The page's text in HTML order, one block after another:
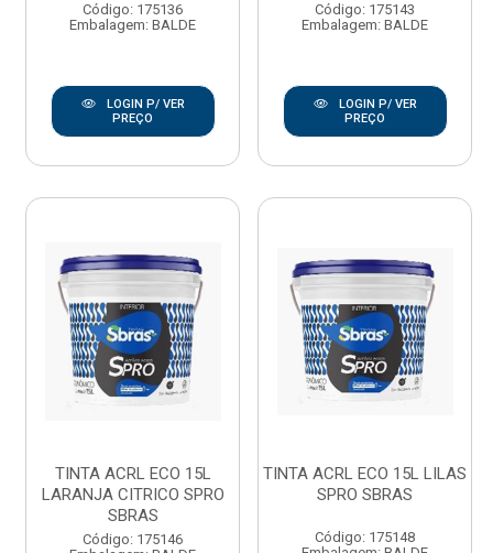
Código: 175136
Embalagem: BALDE
LOGIN P/ VER
PREÇO
Código: 175143
Embalagem: BALDE
LOGIN P/ VER
PREÇO
TINTA ACRL ECO 15L
LARANJA CITRICO SPRO
SBRAS
Código: 175146
TINTA ACRL ECO 15L LILAS
SPRO SBRAS
Código: 175148